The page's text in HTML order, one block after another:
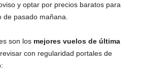
y optar por precios baratos para
pasado mañana.
son los mejores vuelos de última
con regularidad portales de